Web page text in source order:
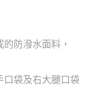
防潑水面料，
袋及右大腿口袋